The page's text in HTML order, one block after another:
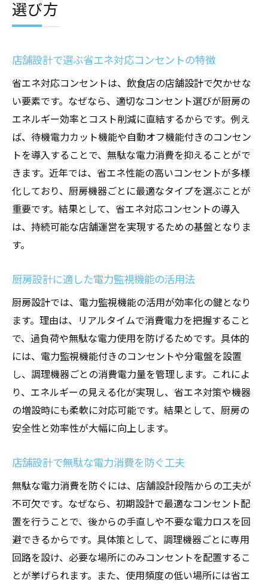
選び方
店舗設計で選ぶ省エネ対応コンセントの特徴
省エネ対応コンセントは、飲食店の店舗設計で欠かせな
い要素です。なぜなら、適切なコンセント選びが厨房の
エネルギー効率とコスト削減に直結するからです。例え
ば、待機電力カット機能や自動オフ機能付きのコンセン
トを導入することで、無駄な電力消費を抑えることがで
きます。近年では、省エネ性能の高いコンセントが多様
化しており、厨房機器ごとに最適なタイプを選ぶことが
重要です。結果として、省エネ対応コンセントの導入
は、持続可能な店舗運営を実現するための基盤となりま
す。
厨房設計に適した電力監視機能の活用法
厨房設計では、電力監視機能の活用が効率化の鍵となり
ます。理由は、リアルタイムで消費電力を把握すること
で、過負荷や無駄な電力使用を防げるためです。具体的
には、電力監視機能付きのコンセントや分電盤を設置
し、調理機器ごとの消費電力量を管理します。これによ
り、エネルギーの見える化が実現し、省エネ対策や機器
の増設時にも柔軟に対応可能です。結果として、厨房の
安全性と効率性が大幅に向上します。
店舗設計で無駄な電力消費を防ぐ工夫
無駄な電力消費を防ぐには、店舗設計段階からの工夫が
不可欠です。なぜなら、初期設計で最適なコンセント配
置を行うことで、後からの手直しや不要な電力ロスを回
避できるからです。具体策として、調理機器ごとに専用
回路を設け、必要な場所にのみコンセントを配置するこ
とが挙げられます。また、使用頻度の低い場所には省エ